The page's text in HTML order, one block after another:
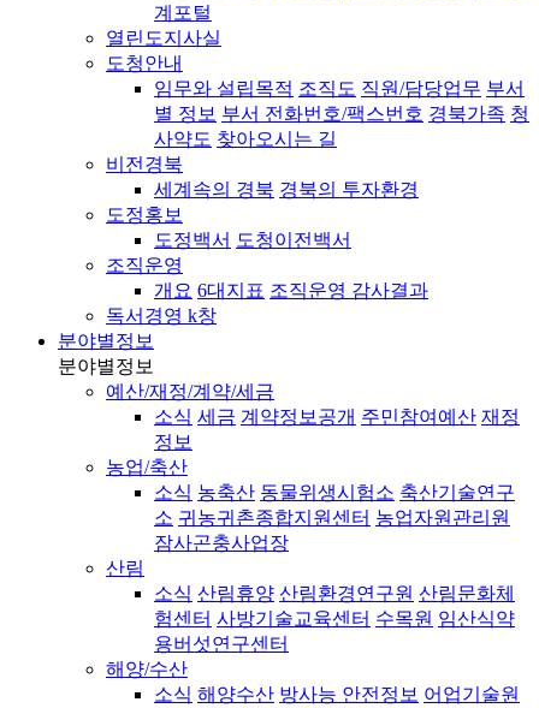
계포털
열린도지사실
도청안내
임무와 설립목적 조직도 직원/담당업무 부서
별 정보 부서 전화번호/팩스번호 경북가족 청
사약도 찾아오시는 길
비전경북
세계속의 경북 경북의 투자환경
도정홍보
도정백서 도청이전백서
조직운영
개요 6대지표 조직운영 감사결과
독서경영 k창
분야별정보
분야별정보
예산/재정/계약/세금
소식 세금 계약정보공개 주민참여예산 재정
정보
농업/축산
소식 농축산 동물위생시험소 축산기술연구
소 귀농귀촌종합지원센터 농업자원관리원
잠사곤충사업장
산림
소식 산림휴양 산림환경연구원 산림문화체
험센터 사방기술교육센터 수목원 임산식약
용버섯연구센터
해양/수산
소식 해양수산 방사능 안전정보 어업기술원